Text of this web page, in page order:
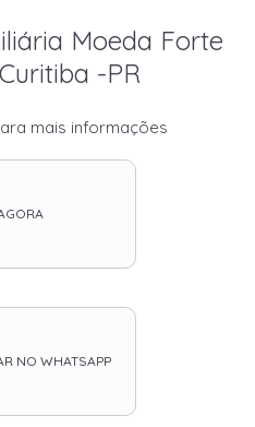
Moeda Forte
-PR
mais informações
NO WHATSAPP